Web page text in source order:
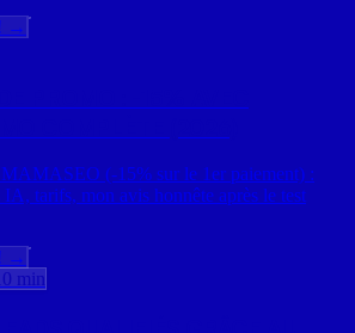
→
(-15% sur le 1er paiement) :
tarifs, mon avis honnête après le test
→
min